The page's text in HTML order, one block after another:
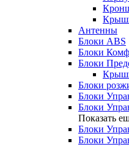
Антенны
Блоки ABS
Блоки
Блоки
Блоки
Блоки
Блоки
Показать
Блоки
Блоки